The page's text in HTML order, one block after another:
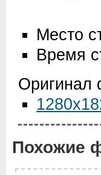
Место
Время
Оригинал
Похожие